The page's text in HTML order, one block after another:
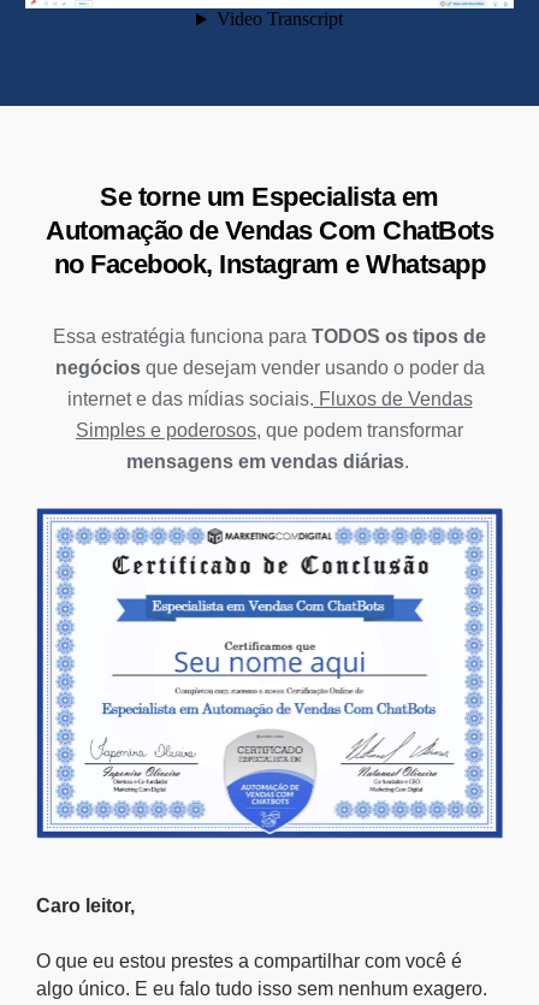
Se torne um Especialista em
Automação de Vendas Com ChatBots
no Facebook, Instagram e Whatsapp
Essa estratégia funciona para TODOS os tipos de
negóciosque desejam vender usando o poder da
internet e das mídias sociais. Fluxos de Vendas
Simples e poderosos, que podem transformar
mensagens em vendas diárias.
Caro leitor,
O que eu estou prestes a compartilhar com você é
algo único. E eu falo tudo isso sem nenhum exagero.